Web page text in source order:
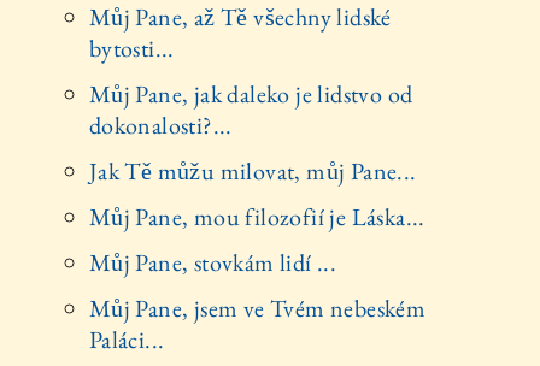
Můj Pane, až Tě všechny lidské
bytosti...
Můj Pane, jak daleko je lidstvo od
dokonalosti?...
Jak Tě můžu milovat, můj Pane...
Můj Pane, mou filozofií je Láska...
Můj Pane, stovkám lidí ...
Můj Pane, jsem ve Tvém nebeském
Paláci...